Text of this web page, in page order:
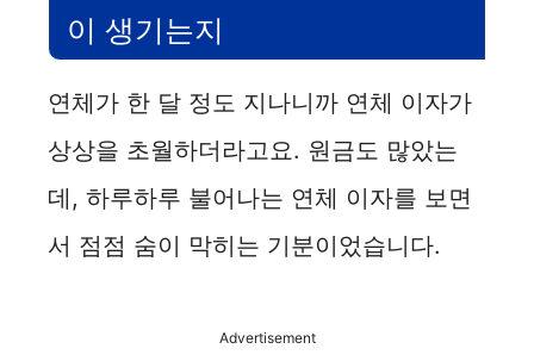
이 생기는지
연체가 한 달 정도 지나니까 연체 이자가
상상을 초월하더라고요. 원금도 많았는
데, 하루하루 불어나는 연체 이자를 보면
서 점점 숨이 막히는 기분이었습니다.
Advertisement